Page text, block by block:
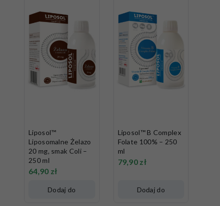
Liposol™
Liposomalne Żelazo
20 mg, smak Coli –
250 ml
64,90 zł
Dodaj do
Liposol™ B Complex
Folate 100% – 250
ml
79,90 zł
Dodaj do